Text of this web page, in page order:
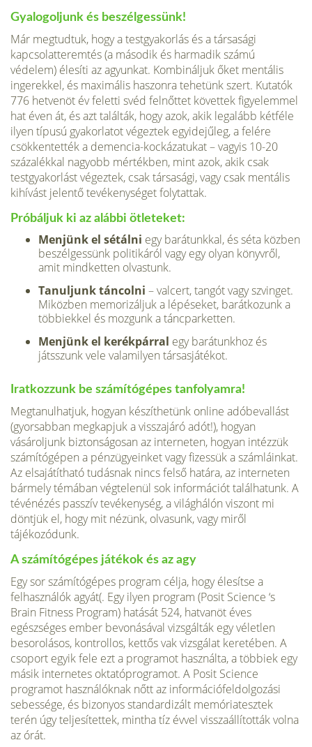
Gyalogoljunk és beszélgessünk!
Már megtudtuk, hogy a testgyakorlás és a társasági
kapcsolatteremtés (a második és harmadik számú
védelem) élesíti az agyunkat. Kombináljuk őket mentális
ingerekkel, és maximális haszonra tehetünk szert. Kutatók
776 hetvenöt év feletti svéd felnőttet követtek figyelemmel
hat éven át, és azt találták, hogy azok, akik legalább kétféle
ilyen típusú gyakorlatot végeztek egyidejűleg, a felére
csökkentették a demencia-kockázatukat – vagyis 10-20
százalékkal nagyobb mértékben, mint azok, akik csak
testgyakorlást végeztek, csak társasági, vagy csak mentális
kihívást jelentő tevékenységet folytattak.
Próbáljuk ki az alábbi ötleteket:
Menjünk el sétálni egy barátunkkal, és séta közben
beszélgessünk politikáról vagy egy olyan könyvről,
amit mindketten olvastunk.
Tanuljunk táncolni – valcert, tangót vagy szvinget.
Miközben memorizáljuk a lépéseket, barátkozunk a
többiekkel és mozgunk a táncparketten.
Menjünk el kerékpárral egy barátunkhoz és
játsszunk vele valamilyen társasjátékot.
Iratkozzunk be számítógépes tanfolyamra!
Megtanulhatjuk, hogyan készíthetünk online adóbevallást
(gyorsabban megkapjuk a visszajáró adót!), hogyan
vásároljunk biztonságosan az interneten, hogyan intézzük
számítógépen a pénzügyeinket vagy fizessük a számláinkat.
Az elsajátítható tudásnak nincs felső határa, az interneten
bármely témában végtelenül sok információt találhatunk. A
tévénézés passzív tevékenység, a világhálón viszont mi
döntjük el, hogy mit nézünk, olvasunk, vagy miről
tájékozódunk.
A számítógépes játékok és az agy
Egy sor számítógépes program célja, hogy élesítse a
felhasználók agyát(. Egy ilyen program (Posit Science ‘s
Brain Fitness Program) hatását 524, hatvanöt éves
egészséges ember bevonásával vizsgálták egy véletlen
besorolásos, kontrollos, kettős vak vizsgálat keretében. A
csoport egyik fele ezt a programot használta, a többiek egy
másik internetes oktatóprogramot. A Posit Science
programot használóknak nőtt az információfeldolgozási
sebessége, és bizonyos standardizált memóriatesztek
terén úgy teljesítettek, mintha tíz évvel visszaállították volna
az órát.